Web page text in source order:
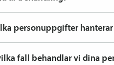
personuppgifter
fall behandlar vi dina